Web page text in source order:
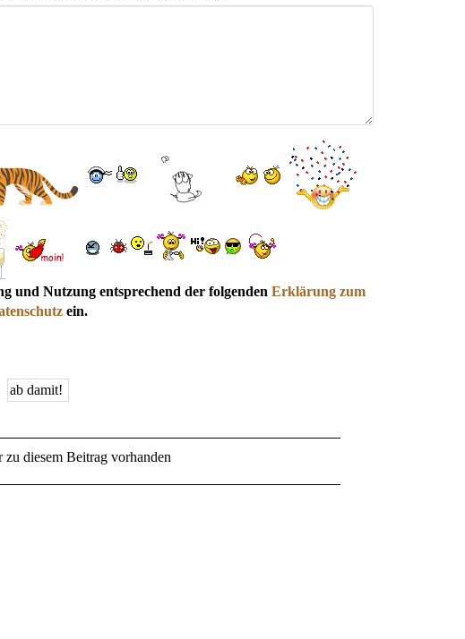
und Nutzung entsprechend der folgenden Erklärung zum
ein.
diesem Beitrag vorhanden